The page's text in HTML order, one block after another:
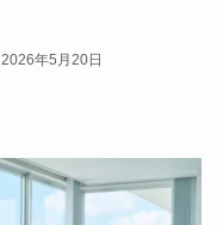
2026年5月20日